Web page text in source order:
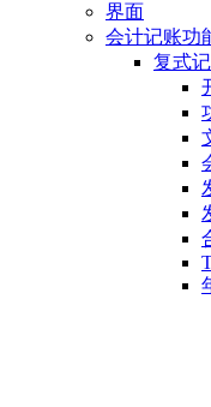
界面
会计记账功
复式